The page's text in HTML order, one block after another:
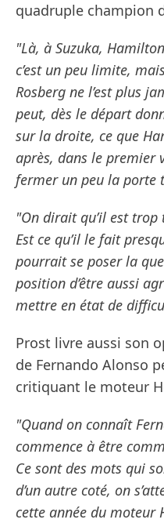
quadruple champion
"Là, à Suzuka,
c’est un peu limite,
Rosberg ne l’est plus
peut, dès le départ
sur la droite, ce que
après, dans le premier
fermer un peu la porte
"On dirait qu’il est trop
Est ce qu’il le fait
pourrait se poser la
position d’être aussi
mettre en état de
Prost livre aussi son
de Fernando Alonso
critiquant le moteur
"Quand on connaît
commence à être
Ce sont des mots qui
d’un autre coté, on
cette année du moteur